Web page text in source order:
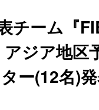
チーム『
ジア地区
ー(12名)